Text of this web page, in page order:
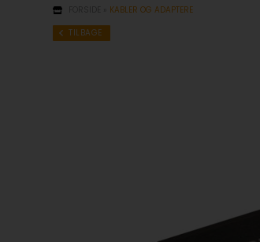
KABLER OG ADAPTERE
TILBAGE